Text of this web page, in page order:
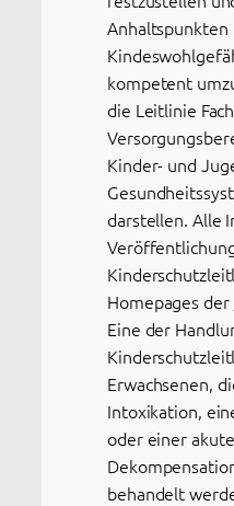
Anhaltspunkten
kompetent
die Leitlinie
Kinder- und
darstellen. Alle
Homepages der
Eine der
Erwachsenen,
Intoxikation,
oder einer
behandelt